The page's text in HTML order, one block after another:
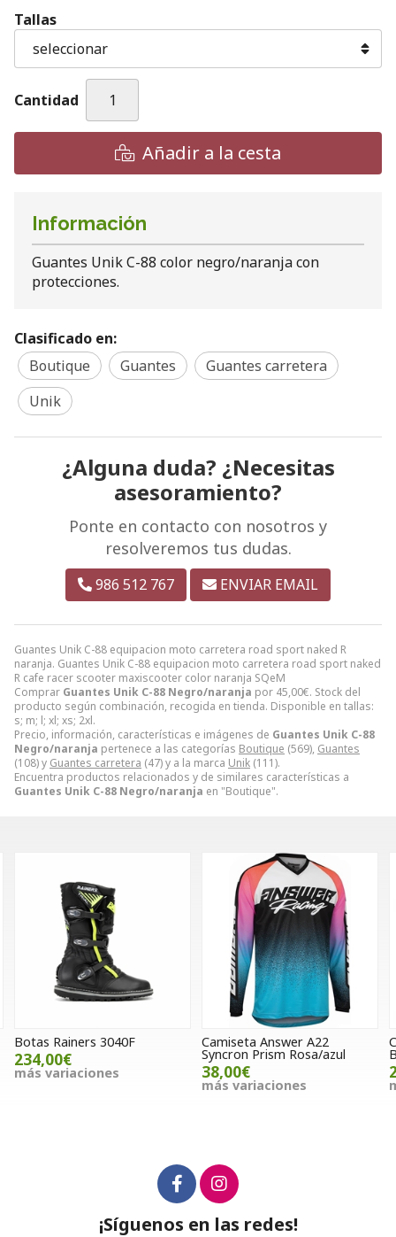
Tallas
Cantidad
Añadir a la cesta
Guantes Unik C-88 equipacion moto carretera road sport naked R
naranja. Guantes Unik C-88 equipacion moto carretera road sport naked
R cafe racer scooter maxiscooter color naranja SQeM
Comprar Guantes Unik C-88 Negro/naranja por 45,00€. Stock del
producto según combinación, recogida en tienda. Disponible en tallas:
s; m; l; xl; xs; 2xl.
Precio, información, características e imágenes de Guantes Unik C-88
Negro/naranja pertenece a las categorías Boutique (569), Guantes
(108) y Guantes carretera (47) y a la marca Unik (111).
Encuentra productos relacionados y de similares características a
Guantes Unik C-88 Negro/naranja en "Boutique".
Información
Guantes Unik C-88 color negro/naranja con
protecciones.
Clasificado en:
Boutique
Guantes
Guantes carretera
Unik
¿Alguna duda? ¿Necesitas
asesoramiento?
Ponte en contacto con nosotros y
resolveremos tus dudas.
986 512 767 ENVIAR EMAIL
Camiseta Answer A22
Syncron Prism Rosa/azul
38,00€
Casco Hebo Zone 4 Air
Balance Amarillo / blanco
223,00€
más variaciones
¡Síguenos en las redes!